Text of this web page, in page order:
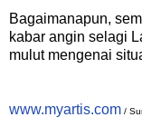
Bagaimanapun,
kabar angin selagi
mulut mengenai
www.myartis.com /